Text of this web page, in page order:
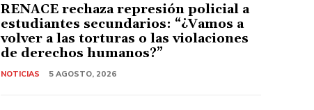
RENACE rechaza represión policial a
estudiantes secundarios: “¿Vamos a
volver a las torturas o las violaciones
de derechos humanos?”
NOTICIAS 5 AGOSTO, 2026